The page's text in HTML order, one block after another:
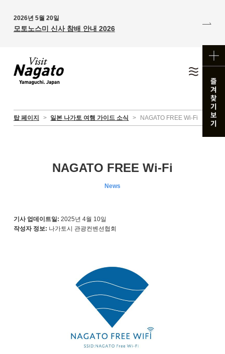
2026년 5월 20일
모토노스미 신사 참배 안내 2026
탑 페이지 > 일본 나가토 여행 가이드 소식 > NAGATO FREE Wi-Fi
NAGATO FREE Wi-Fi
News
기사 업데이트일: 2025년 4월 10일
작성자 정보: 나가토시 관광컨벤션협회